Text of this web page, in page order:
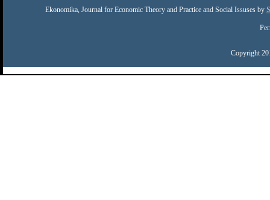
Ekonomika, Journal for Economic Theory and Practice and Social Issusesby
Copyright